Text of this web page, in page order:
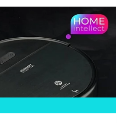
мясорубка,
“тяжелую” работу. Остается
кусочки и нажать на
прибор. Но какая мясорубка
вопрос подробнее, но
ее стоит использовать для